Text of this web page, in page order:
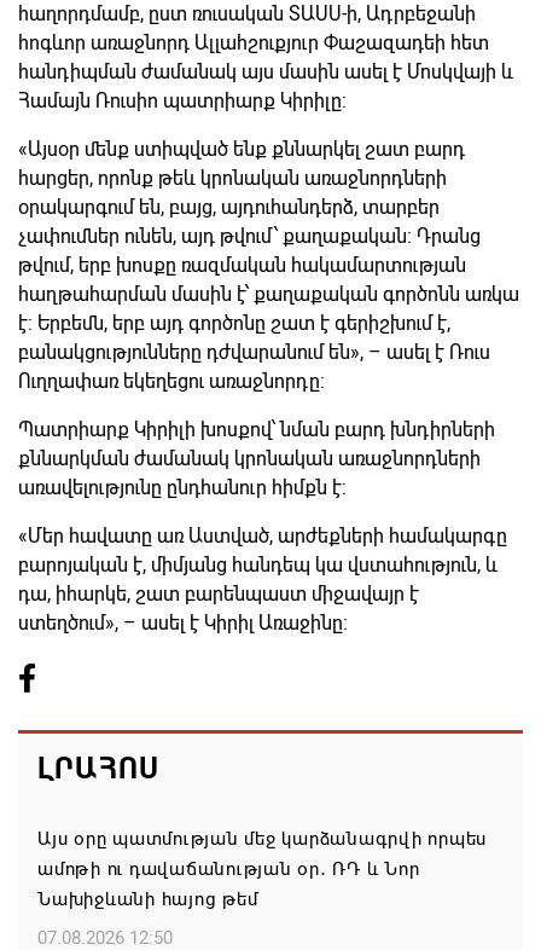
հաղորդմամբ, ըստ ռուսական ՏԱՍՍ-ի, Ադրբեջանի
հոգևոր առաջնորդ Ալլահշուքյուր Փաշազադեի հետ
հանդիպման ժամանակ այս մասին ասել է Մոսկվայի և
Համայն Ռուսիո պատրիարք Կիրիլը:
«Այսօր մենք ստիպված ենք քննարկել շատ բարդ
հարցեր, որոնք թեև կրոնական առաջնորդների
օրակարգում են, բայց, այդուհանդերձ, տարբեր
չափումներ ունեն, այդ թվում՝ քաղաքական: Դրանց
թվում, երբ խոսքը ռազմական հակամարտության
հաղթահարման մասին է՝ քաղաքական գործոնն առկա
է: Երբեմն, երբ այդ գործոնը շատ է գերիշխում է,
բանակցությունները դժվարանում են», – ասել է Ռուս
Ուղղափառ եկեղեցու առաջնորդը:
Պատրիարք Կիրիլի խոսքով՝ նման բարդ խնդիրների
քննարկման ժամանակ կրոնական առաջնորդների
առավելությունը ընդհանուր հիմքն է:
«Մեր հավատը առ Աստված, արժեքների համակարգը
բարոյական է, միմյանց հանդեպ կա վստահություն, և
դա, իհարկե, շատ բարենպաստ միջավայր է
ստեղծում», – ասել է Կիրիլ Առաջինը:
ԼՐԱՀՈՍ
Այս օրը պատմության մեջ կարձանագրվի որպես
ամոթի ու դավաճանության օր․ ՌԴ և Նոր
Նախիջևանի հայոց թեմ
07.08.2026 12:50